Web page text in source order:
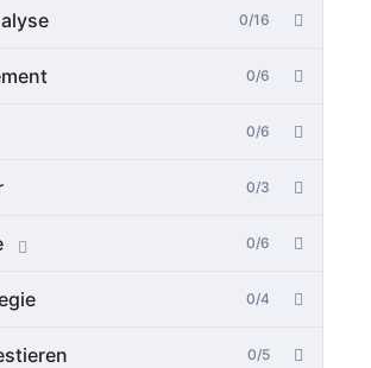
0/16
0/6
0/6
0/3
0/6
0/4
0/5